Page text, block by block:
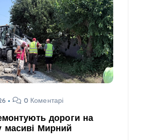
0 Коментарі
дороги на
масиві Мирний